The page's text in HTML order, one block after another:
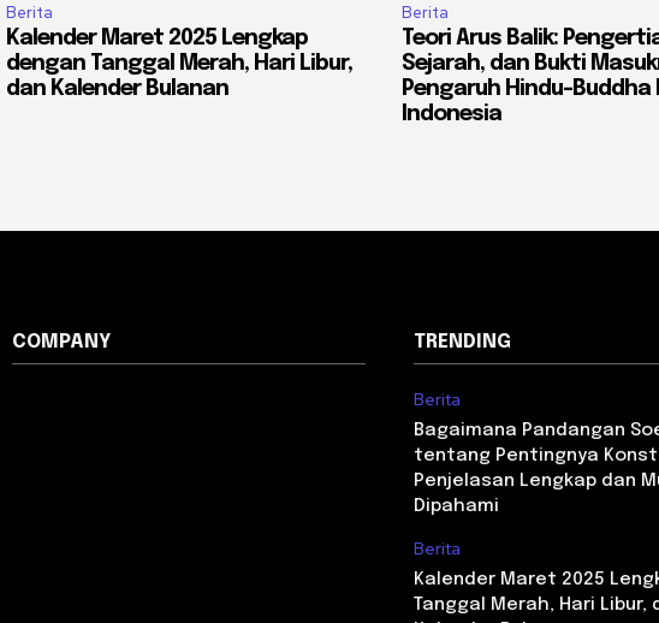
Berita
Kalender Maret 2025 Lengkap
dengan Tanggal Merah, Hari Libur,
dan Kalender Bulanan
Berita
Teori Arus Balik:
Sejarah, dan Bukti
Pengaruh Hindu-Buddha
Indonesia
COMPANY TRENDING
Berita
Bagaimana Pandangan
tentang Pentingnya
Penjelasan Lengkap dan
Dipahami
Berita
Kalender Maret 2025
Tanggal Merah, Hari Libur,